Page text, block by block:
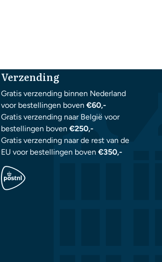
Verzending
Gratis verzending binnen Nederland
voor bestellingen boven€60,-
Gratis verzending naar België voor
bestellingen boven€250,-
Gratis verzending naar de rest van de
EU voor bestellingen boven€350,-